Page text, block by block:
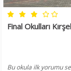
Final Okulları
Bu okula ilk yorumu